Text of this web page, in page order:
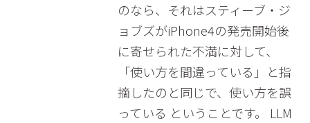
のなら、それはスティーブ・ジ
ョブズがiPhone4の発売開始後
に寄せられた不満に対して、
「使い方を間違っている」と指
摘したのと同じで、使い方を誤
っている ということです。 LLM